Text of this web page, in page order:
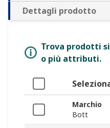
Dettagli prodotto
Trova prodotti
o più attributi.
Marchio
Bott